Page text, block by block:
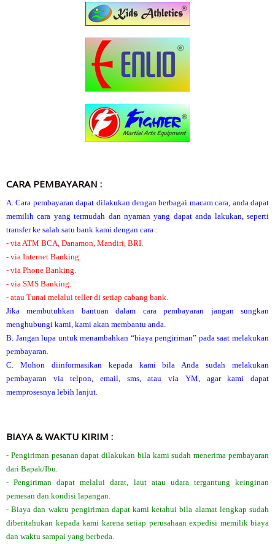
CARA PEMBAYARAN :
A. Cara pembayaran dapat dilakukan dengan berbagai macam cara, anda dapat
memilih cara yang termudah dan nyaman yang dapat anda lakukan, seperti
transfer ke salah satu bank kami dengan cara :
- via ATM BCA, Danamon, Mandiri, BRI.
- via Internet Banking.
- via Phone Banking.
- via SMS Banking.
- atau Tunai melalui teller di setiap cabang bank.
Jika membutuhkan bantuan dalam cara pembayaran jangan sungkan
menghubungi kami, kami akan membantu anda.
B. Jangan lupa untuk menambahkan “biaya pengiriman” pada saat melakukan
pembayaran.
C. Mohon diinformasikan kepada kami bila Anda sudah melakukan
pembayaran via telpon, email, sms, atau via YM, agar kami dapat
memprosesnya lebih lanjut.
BIAYA & WAKTU KIRIM :
- Pengiriman pesanan dapat dilakukan bila kami sudah menerima pembayaran
dari Bapak/Ibu.
- Pengiriman dapat melalui darat, laut atau udara tergantung keinginan
pemesan dan kondisi lapangan.
- Biaya dan waktu pengiriman dapat kami ketahui bila alamat lengkap sudah
diberitahukan kepada kami karena setiap perusahaan expedisi memilik biaya
dan waktu sampai yang berbeda.